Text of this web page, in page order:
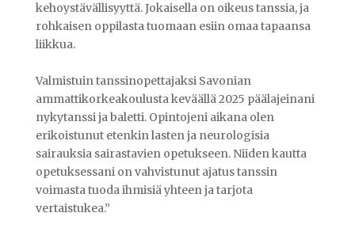
kehoystävällisyyttä. Jokaisella on oikeus tanssia, ja
rohkaisen oppilasta tuomaan esiin omaa tapaansa
liikkua.
Valmistuin tanssinopettajaksi Savonian
ammattikorkeakoulusta keväällä 2025 päälajeinani
nykytanssi ja baletti. Opintojeni aikana olen
erikoistunut etenkin lasten ja neurologisia
sairauksia sairastavien opetukseen. Niiden kautta
opetuksessani on vahvistunut ajatus tanssin
voimasta tuoda ihmisiä yhteen ja tarjota
vertaistukea.”